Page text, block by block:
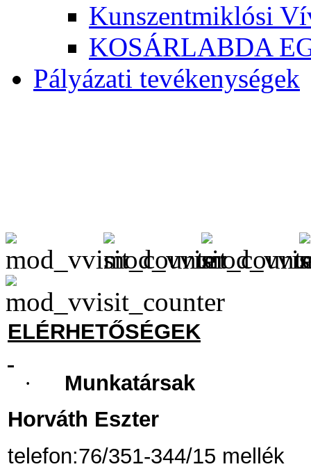
Kunszentmiklósi
KOSÁRLABDA
Pályázati tevékenységek
ELÉRHETŐSÉGEK
·
Munkatársak
Horváth Eszter
telefon:76/351-344/15 mellék